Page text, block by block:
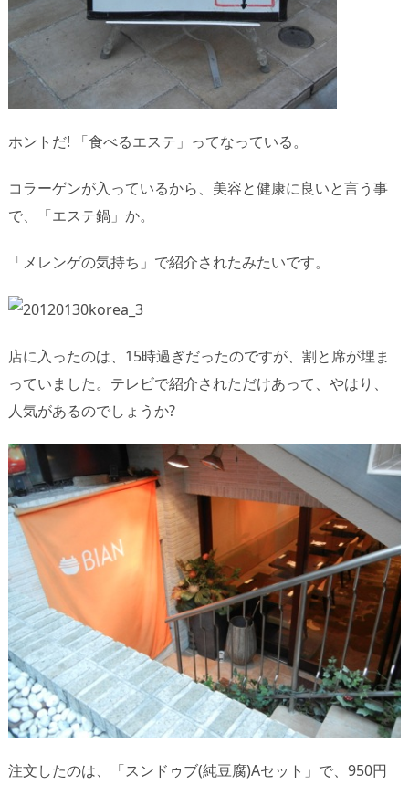
ホントだ! 「食べるエステ」ってなっている。
コラーゲンが入っているから、美容と健康に良いと言う事
で、「エステ鍋」か。
「メレンゲの気持ち」で紹介されたみたいです。
店に入ったのは、15時過ぎだったのですが、割と席が埋ま
っていました。テレビで紹介されただけあって、やはり、
人気があるのでしょうか?
注文したのは、「スンドゥブ(純豆腐)Aセット」で、950円